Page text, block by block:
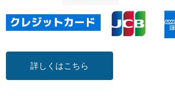
詳しくはこちら